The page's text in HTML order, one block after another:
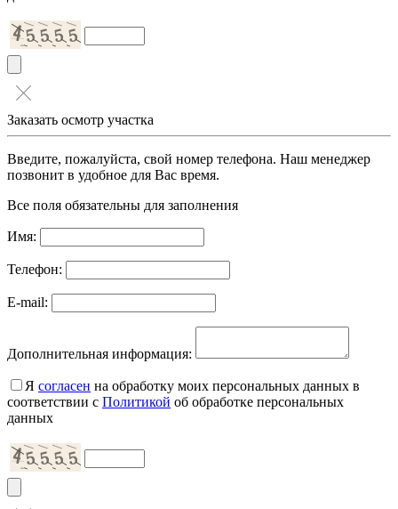
Заказать осмотр участка
Введите, пожалуйста, свой номер телефона. Наш менеджер
позвонит в удобное для Вас время.
Все поля обязательны для заполнения
Имя:
Телефон:
E-mail:
Дополнительная информация:
Я согласен на обработку моих персональных данных в
соответствии с Политикой об обработке персональных
данных